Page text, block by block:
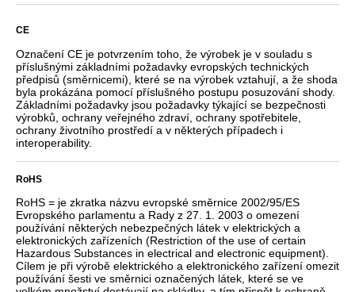
CE
Označení CE je potvrzením toho, že výrobek je v souladu s
příslušnými základními požadavky evropských technických
předpisů (směrnicemi), které se na výrobek vztahují, a že shoda
byla prokázána pomocí příslušného postupu posuzování shody.
Základními požadavky jsou požadavky týkající se bezpečnosti
výrobků, ochrany veřejného zdraví, ochrany spotřebitele,
ochrany životního prostředí a v některých případech i
interoperability.
RoHS
RoHS = je zkratka názvu evropské směrnice 2002/95/ES
Evropského parlamentu a Rady z 27. 1. 2003 o omezení
používání některých nebezpečných látek v elektrických a
elektronických zařízeních (Restriction of the use of certain
Hazardous Substances in electrical and electronic equipment).
Cílem je při výrobě elektrického a elektronického zařízení omezit
používání šesti ve směrnici označených látek, které se ve